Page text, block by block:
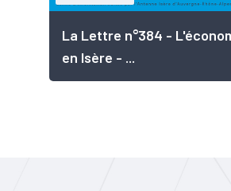
La Lettre n°384 -
en Isère - ...